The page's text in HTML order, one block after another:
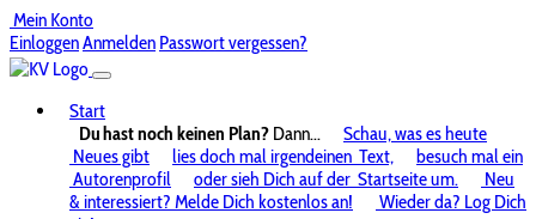
Mein Konto
EinloggenAnmelden Passwort vergessen?
Start
Du hast noch keinen Plan? Dann...
Schau, was es heute
Neues gibt
lies doch mal irgendeinen Text,
besuch mal ein
Autorenprofil
oder sieh Dich auf der Startseite um.
Neu
& interessiert? Melde Dich kostenlos an!
Wieder da? Log Dich